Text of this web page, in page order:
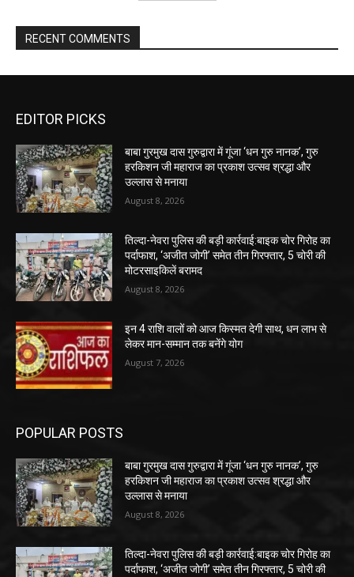
RECENT COMMENTS
EDITOR PICKS
बाबा गुरमुख दास गुरुद्वारा में गूंजा ‘धन गुरु नानक’, गुरु
हरकिशन जी महाराज का प्रकाश उत्सव श्रद्धा और
उल्लास से मनाया
August 8, 2026
तिल्दा-नेवरा पुलिस की बड़ी कार्रवाई:बाइक चोर गिरोह का
पर्दाफाश, ‘अजीत जोगी’ समेत तीन गिरफ्तार, 5 चोरी की
मोटरसाइकिलें बरामद
August 8, 2026
इन 4 राशि वालों को आज किस्मत देगी साथ, धन लाभ से
लेकर मान-सम्मान तक बनेंगे योग
August 7, 2026
POPULAR POSTS
बाबा गुरमुख दास गुरुद्वारा में गूंजा ‘धन गुरु नानक’, गुरु
हरकिशन जी महाराज का प्रकाश उत्सव श्रद्धा और
उल्लास से मनाया
August 8, 2026
तिल्दा-नेवरा पुलिस की बड़ी कार्रवाई:बाइक चोर गिरोह का
पर्दाफाश, ‘अजीत जोगी’ समेत तीन गिरफ्तार, 5 चोरी की